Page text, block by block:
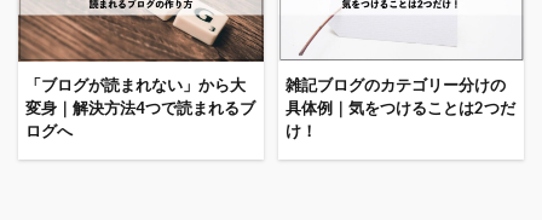
「ブログが読まれない」から大
変身｜解決方法4つで読まれるブ
ログへ
雑記ブログのカテゴリー分けの
具体例｜気をつけることは2つだ
け！